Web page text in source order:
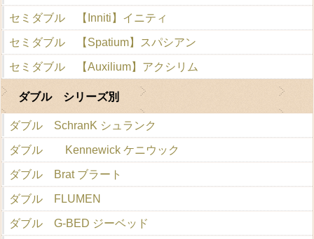
セミダブル 【Inniti】イニティ
セミダブル 【Spatium】スパシアン
セミダブル 【Auxilium】アクシリム
ダブル シリーズ別
ダブル SchranK シュランク
ダブル Kennewick ケニウック
ダブル Brat ブラート
ダブル FLUMEN
ダブル G-BED ジーベッド